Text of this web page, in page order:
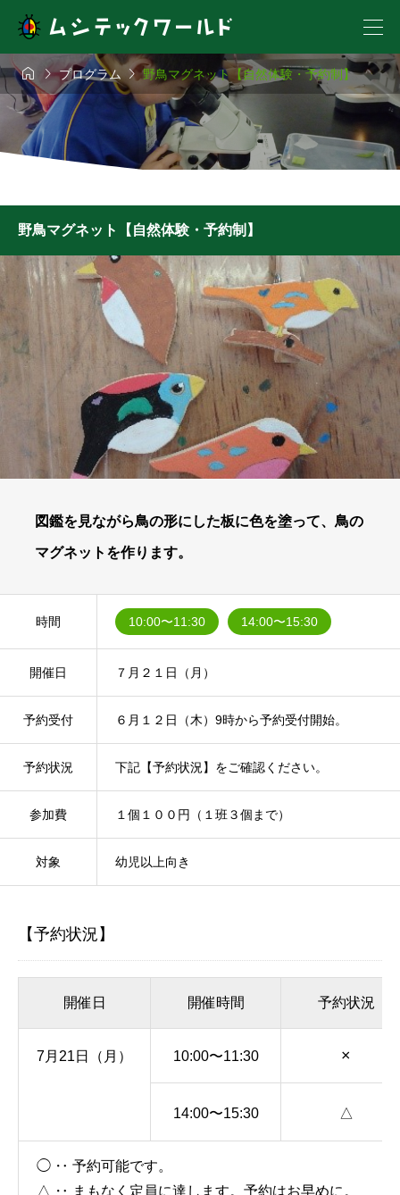
 プログラム野鳥マグネット【自然体験・予約制】
野鳥マグネット【自然体験・予約制】
図鑑を見ながら鳥の形にした板に色を塗って、鳥の
マグネットを作ります。
時間 10:00〜11:30 14:00〜15:30
開催日 ７月２１日（月）
予約受付 ６月１２日（木）9時から予約受付開始。
予約状況 下記【予約状況】をご確認ください。
参加費 １個１００円（１班３個まで）
対象 幼児以上向き
【予約状況】
開催日 開催時間 予約状況
7月21日（月） 10:00〜11:30 ×
14:00〜15:30 △
◯ ‥ 予約可能です。
△ ‥ まもなく定員に達します。予約はお早めに。